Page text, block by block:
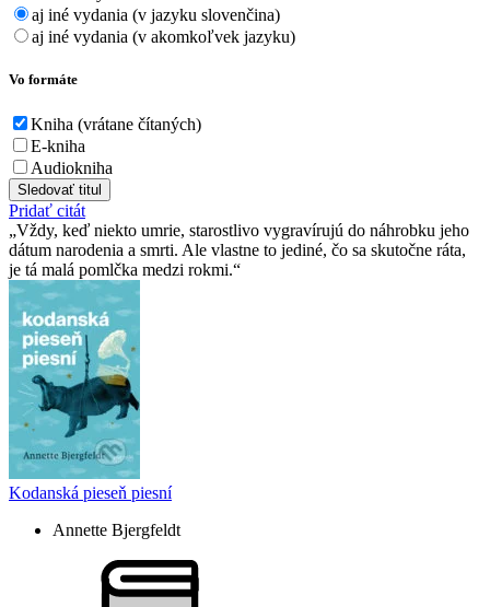
aj iné vydania (v jazyku slovenčina)
aj iné vydania (v akomkoľvek jazyku)
Vo formáte
Kniha (vrátane čítaných)
E-kniha
Audiokniha
Sledovať titul
Pridať citát
Vždy, keď niekto umrie, starostlivo vygravírujú do náhrobku jeho
dátum narodenia a smrti. Ale vlastne to jediné, čo sa skutočne ráta,
je tá malá pomlčka medzi rokmi.
Kodanská pieseň piesní
Annette Bjergfeldt